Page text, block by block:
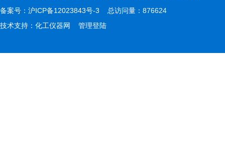
备案号： 沪ICP备12023843号-3 总访问量：876624
技术支持： 化工仪器网 管理登陆